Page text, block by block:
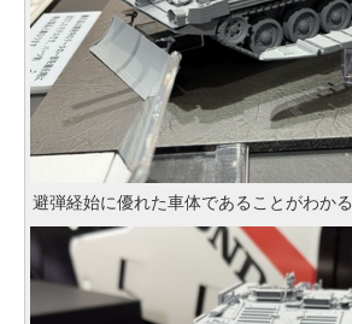
避弾経始に優れた車体であることがわかる